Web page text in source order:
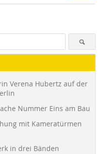
Verena Hubertz auf der
Nummer Eins am Bau
mit Kameratürmen
in drei Bänden